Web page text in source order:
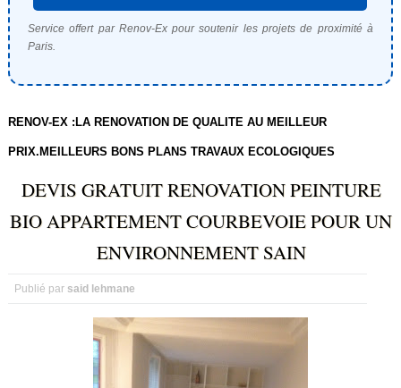
Service offert par Renov-Ex pour soutenir les projets de proximité à
Paris.
RENOV-EX :LA RENOVATION DE QUALITE AU MEILLEUR
PRIX.MEILLEURS BONS PLANS TRAVAUX ECOLOGIQUES
DEVIS GRATUIT RENOVATION PEINTURE
BIO APPARTEMENT COURBEVOIE POUR UN
ENVIRONNEMENT SAIN
Publié par said lehmane